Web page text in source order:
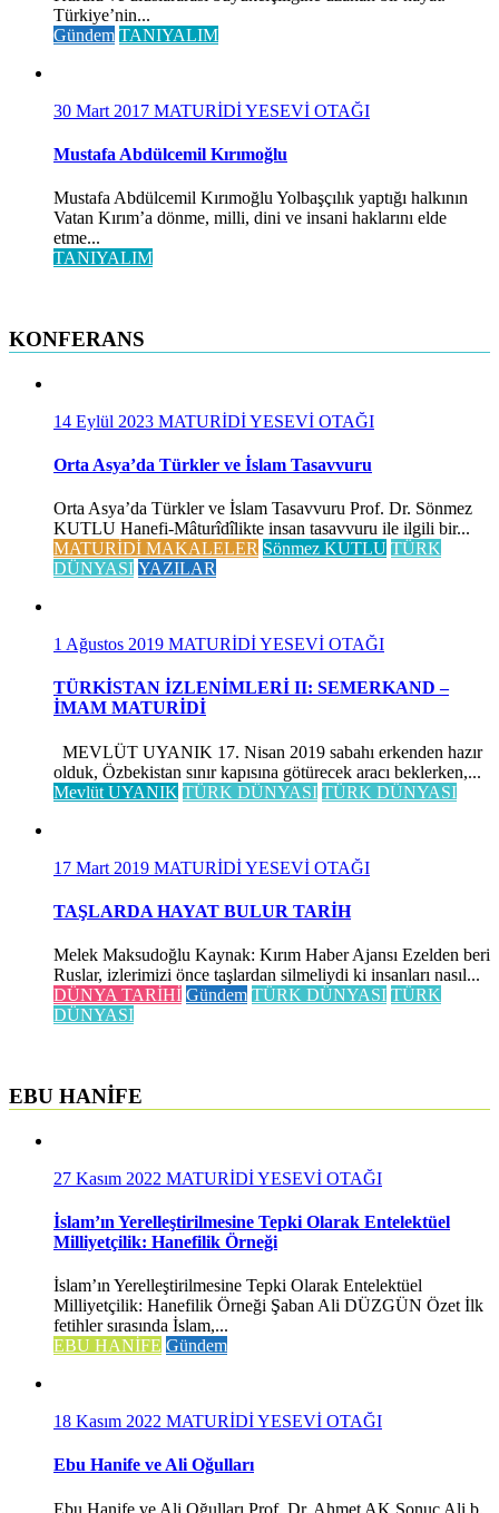
Türkiye’nin...
Gündem TANIYALIM
30 Mart 2017 MATURİDİ YESEVİ OTAĞI
Mustafa Abdülcemil Kırımoğlu
Mustafa Abdülcemil Kırımoğlu Yolbaşçılık yaptığı halkının
Vatan Kırım’a dönme, milli, dini ve insani haklarını elde
etme...
TANIYALIM
KONFERANS
14 Eylül 2023 MATURİDİ YESEVİ OTAĞI
Orta Asya’da Türkler ve İslam Tasavvuru
Orta Asya’da Türkler ve İslam Tasavvuru Prof. Dr. Sönmez
KUTLU Hanefi-Mâturîdîlikte insan tasavvuru ile ilgili bir...
MATURİDİ MAKALELER Sönmez KUTLU TÜRK
DÜNYASI YAZILAR
1 Ağustos 2019 MATURİDİ YESEVİ OTAĞI
TÜRKİSTAN İZLENİMLERİ II: SEMERKAND –
İMAM MATURİDİ
MEVLÜT UYANIK 17. Nisan 2019 sabahı erkenden hazır
olduk, Özbekistan sınır kapısına götürecek aracı beklerken,...
Mevlüt UYANIK TÜRK DÜNYASI TÜRK DÜNYASI
17 Mart 2019 MATURİDİ YESEVİ OTAĞI
TAŞLARDA HAYAT BULUR TARİH
Melek Maksudoğlu Kaynak: Kırım Haber Ajansı Ezelden beri
Ruslar, izlerimizi önce taşlardan silmeliydi ki insanları nasıl...
DÜNYA TARİHİ Gündem TÜRK DÜNYASI TÜRK
DÜNYASI
EBU HANİFE
27 Kasım 2022 MATURİDİ YESEVİ OTAĞI
İslam’ın Yerelleştirilmesine Tepki Olarak Entelektüel
Milliyetçilik: Hanefilik Örneği
İslam’ın Yerelleştirilmesine Tepki Olarak Entelektüel
Milliyetçilik: Hanefilik Örneği Şaban Ali DÜZGÜN Özet İlk
fetihler sırasında İslam,...
EBU HANİFE Gündem
18 Kasım 2022 MATURİDİ YESEVİ OTAĞI
Ebu Hanife ve Ali Oğulları
Ebu Hanife ve Ali Oğulları Prof. Dr. Ahmet AK Sonuç Ali b.